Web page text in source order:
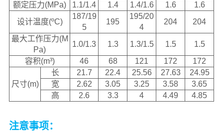
额定压力(MPa)
1.1/1.4 1.4 1.4/1.6 1.6
1.6
设计温度(ºC)
187/19
5
195
195/20
4
204
204
最大工作压力(M
Pa)
1.0/1.3 1.3 1.3/1.5 1.5
1.5
容积(m³)
46 68 121 172 172
尺寸(m)
长 21.7 22.4 25.56 27.63
24.95
宽
2.62 3.05 3.25 3.58
3.65
高
2.6 3.3 4 4.49 4.85
注意事项：